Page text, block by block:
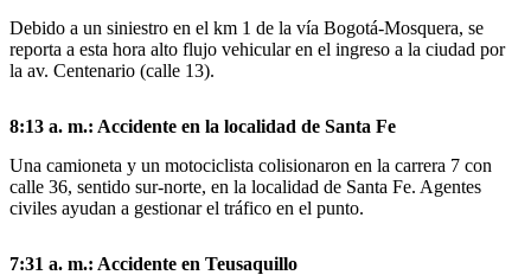
Debido a un siniestro en el km 1 de la vía Bogotá-Mosquera, se
reporta a esta hora alto flujo vehicular en el ingreso a la ciudad por
la av. Centenario (calle 13).
8:13 a. m.: Accidente en la localidad de Santa Fe
Una camioneta y un motociclista colisionaron en la carrera 7 con
calle 36, sentido sur-norte, en la localidad de Santa Fe. Agentes
civiles ayudan a gestionar el tráfico en el punto.
7:31 a. m.: Accidente en Teusaquillo